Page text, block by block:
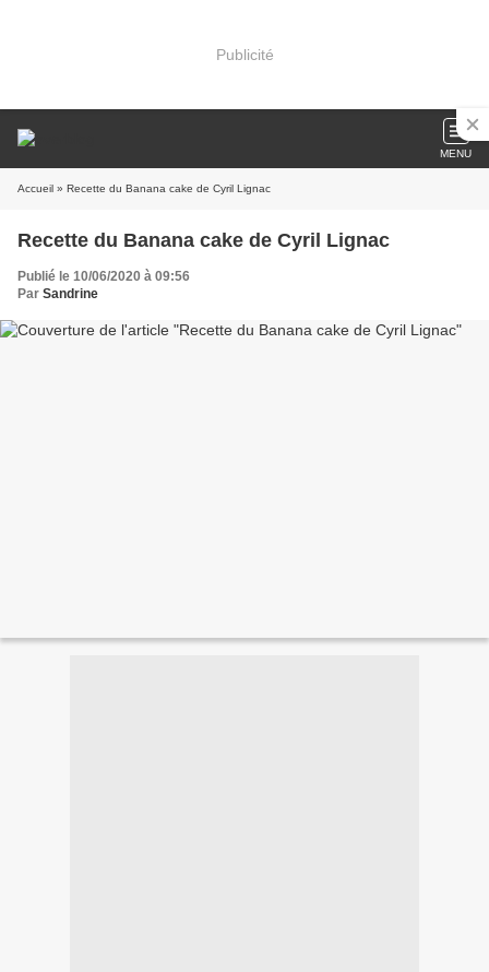
Publicité
MENU
Accueil » Recette du Banana cake de Cyril Lignac
Recette du Banana cake de Cyril Lignac
Publié le 10/06/2020 à 09:56
Par Sandrine